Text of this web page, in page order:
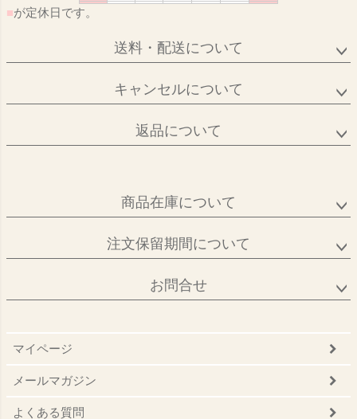
■が定休日です。
送料・配送について
キャンセルについて
返品について
商品在庫について
注文保留期間について
お問合せ
マイページ
メールマガジン
よくある質問